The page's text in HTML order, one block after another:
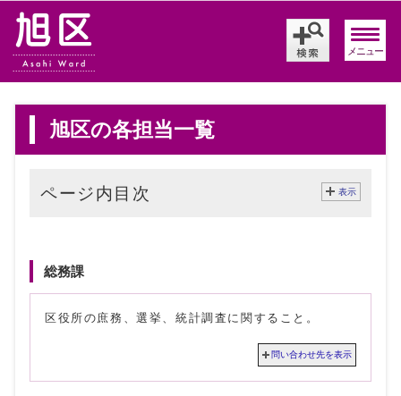
メニュー
旭区の各担当一覧
ページ内目次 表示
総務課
区役所の庶務、選挙、統計調査に関すること。
問い合わせ先を表示